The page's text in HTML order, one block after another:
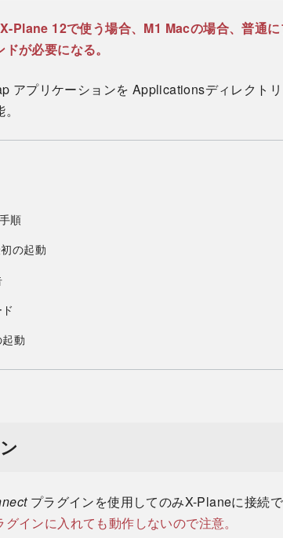
12で使う場合、M1 Macの場合、普通に
が必要になる。
アプリケーションを Applicationsディレクト
順
の起動
動
プラグインを使用してのみX-Planeに接続で
インに入れても動作しないので注意。